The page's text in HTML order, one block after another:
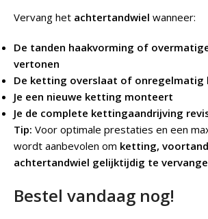
Vervang het achtertandwiel wanneer:
De tanden haakvorming of
vertonen
De ketting overslaat of onregelmatig
Je een nieuwe ketting monteert
Je de complete kettingaandrijving
Tip: Voor optimale prestaties en een
wordt aanbevolen om ketting,
achtertandwiel gelijktijdig te
Bestel vandaag nog!